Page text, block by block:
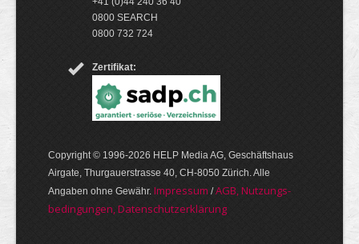
0800 SEARCH
0800 732 724
Zertifikat:
Copyright © 1996-2026 HELP Media AG, Geschäftshaus
Airgate, Thurgauer­strasse 40, CH-8050 Zürich. Alle
Angaben ohne Gewähr. Im­pres­sum /AGB, Nut­zungs­
bedin­gungen, Daten­schutz­er­klärung